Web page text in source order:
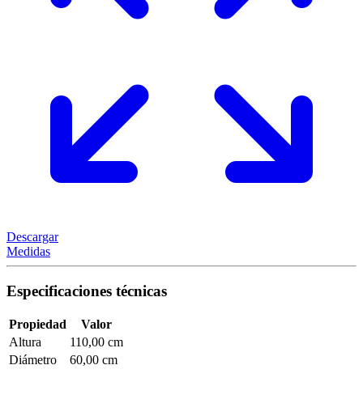
Descargar
Medidas
Especificaciones técnicas
Propiedad
Valor
Altura
110,00 cm
Diámetro
60,00 cm